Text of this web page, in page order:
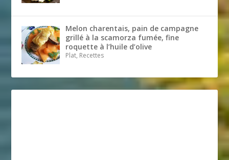
Melon charentais, pain de campagne
grillé à la scamorza fumée, fine
roquette à l’huile d’olive
Plat, Recettes